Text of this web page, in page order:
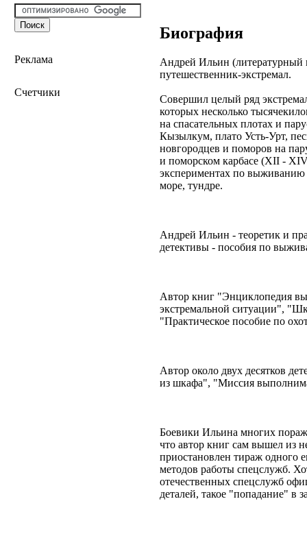
Реклама
Счетчики
Биография
Андрей Ильин (литературный
путешественник-экстремал.
Совершил целый ряд
которых несколько
на спасательных плотах и
Кызылкум, плато Усть-Урт,
новгородцев и поморов на
и поморском карбасе (XII -
экспериментах по выживанию
море, тундре.
Андрей Ильин - теоретик и
детективы - пособия по
Автор книг "Энциклопедия
экстремальной ситуации",
"Практическое пособие по
Автор около двух десятков
из шкафа", "Миссия
Боевики Ильина многих
что автор книг сам вышел из
приостановлен тираж одного
методов работы спецслужб.
отечественных спецслужб
деталей, такое "попадание" в